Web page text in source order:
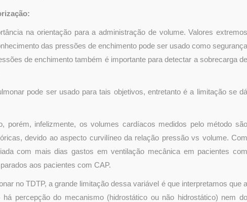
na orientação para a administração de volume. Valores extremos
das pressões de enchimento pode ser usado como segurança
de enchimento também é importante para detectar a sobrecarga de
pode ser usado para tais objetivos, entretanto é a limitação se dá
porém, infelizmente, os volumes cardíacos medidos pelo método são
devido ao aspecto curvilíneo da relação pressão vs volume. Com
com mais dias gastos em ventilação mecânica em pacientes com
aos pacientes com CAP.
no TDTP, a grande limitação dessa variável é que interpretamos que a
percepção do mecanismo (hidrostático ou não hidrostático) nem do